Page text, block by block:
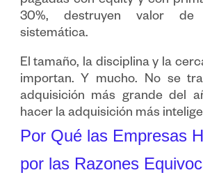
30%, destruyen valor de
sistemática.
El tamaño, la disciplina y la
importan. Y mucho. No se
adquisición más grande del
hacer la adquisición más
Por Qué las Empresas
por las Razones